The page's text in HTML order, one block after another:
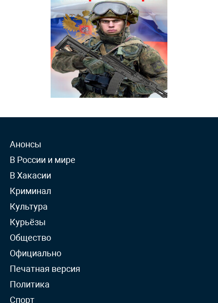
Анонсы
В России и мире
В Хакасии
Криминал
Культура
Курьёзы
Общество
Официально
Печатная версия
Политика
Спорт